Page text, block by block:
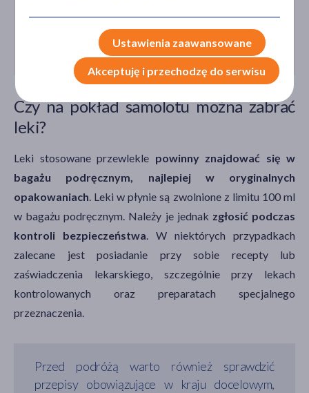
Dowiedz się więcej:
Jakie choroby stanowią przeciwwskazanie
do lotu samolotem?
Czy na pokład samolotu można zabrać
leki?
Leki stosowane przewlekle powinny znajdować się w
bagażu podręcznym, najlepiej w oryginalnych
opakowaniach. Leki w płynie są zwolnione z limitu 100 ml
w bagażu podręcznym. Należy je jednak zgłosić podczas
kontroli bezpieczeństwa. W niektórych przypadkach
zalecane jest posiadanie przy sobie recepty lub
zaświadczenia lekarskiego, szczególnie przy lekach
kontrolowanych oraz preparatach specjalnego
przeznaczenia.
Przed podróżą warto również sprawdzić
przepisy obowiązujące w kraju docelowym,
Ustawienia zaawansowane
Akceptuję i przechodzę do serwisu